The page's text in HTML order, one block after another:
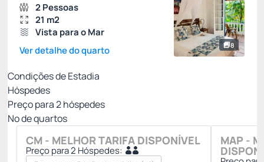
8
2 Pessoas
21 m2
Vista para o Mar
Ver detalhe do quarto
Condições de Estadia
Hóspedes
Preço para2hóspedes
Nº de quartos
CM - MELHOR TARIFA DISPONÍVEL
Preço para 2 Hóspedes:
MAP -